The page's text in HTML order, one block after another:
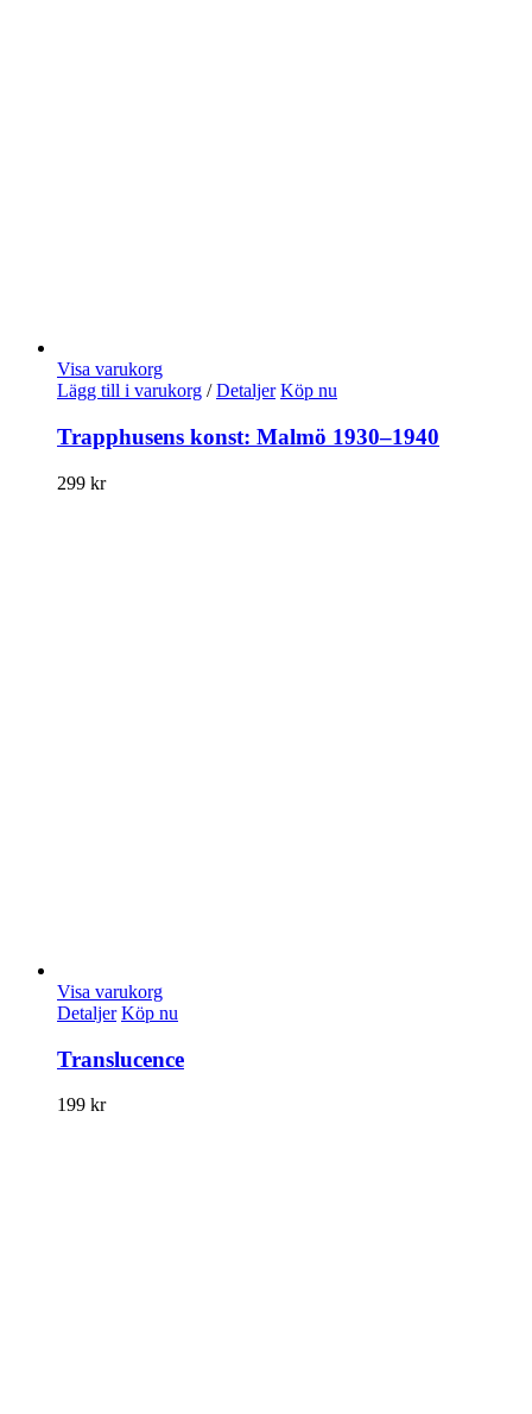
Visa varukorg
Lägg till i varukorg / Detaljer Köp nu
Trapphusens konst: Malmö 1930–1940
299 kr
Visa varukorg
Detaljer Köp nu
Translucence
199 kr